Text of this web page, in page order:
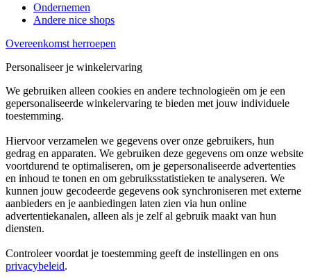
Ondernemen
Andere nice shops
Overeenkomst herroepen
Personaliseer je winkelervaring
We gebruiken alleen cookies en andere technologieën om je een
gepersonaliseerde winkelervaring te bieden met jouw individuele
toestemming.
Hiervoor verzamelen we gegevens over onze gebruikers, hun
gedrag en apparaten. We gebruiken deze gegevens om onze website
voortdurend te optimaliseren, om je gepersonaliseerde advertenties
en inhoud te tonen en om gebruiksstatistieken te analyseren. We
kunnen jouw gecodeerde gegevens ook synchroniseren met externe
aanbieders en je aanbiedingen laten zien via hun online
advertentiekanalen, alleen als je zelf al gebruik maakt van hun
diensten.
Controleer voordat je toestemming geeft de instellingen en ons
privacybeleid.